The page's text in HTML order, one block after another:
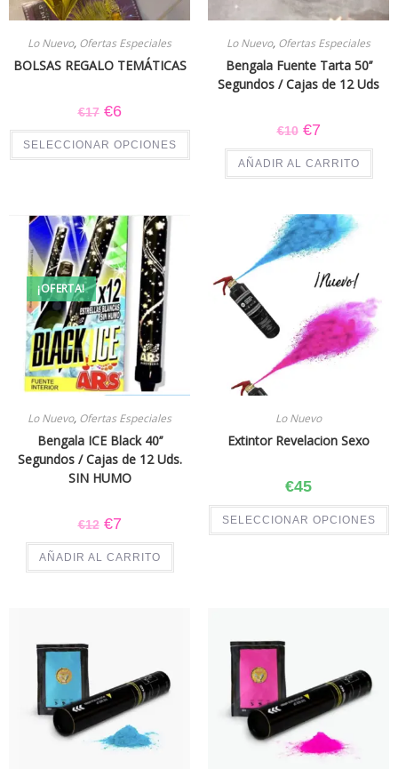
Lo Nuevo, Ofertas Especiales
BOLSAS REGALO TEMÁTICAS
€17 €6
SELECCIONAR OPCIONES
Lo Nuevo, Ofertas Especiales
Bengala Fuente Tarta 50’’
Segundos / Cajas de 12 Uds
€10 €7
AÑADIR AL CARRITO
¡OFERTA!
Lo Nuevo, Ofertas Especiales
Bengala ICE Black 40’’
Segundos / Cajas de 12 Uds.
SIN HUMO
€12 €7
AÑADIR AL CARRITO
Lo Nuevo
Extintor Revelacion Sexo
€45
SELECCIONAR OPCIONES